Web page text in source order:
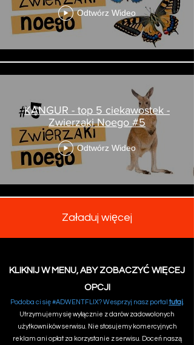
Odtwórz Wideo
KANGUR - top 5 ciekawostek -
Zwierzaki Noego #5
Odtwórz Wideo
Załaduj więcej
KLIKNIJ W MENU, ABY ZOBACZYĆ WIĘCEJ
OPCJI
Podoba ci się #ADWENTFLIX? Wesprzyj nasz portal tutaj.
Utrzymujemy się wyłącznie z darów zadowolonych
użytkowników serwisu. Nie stosujemy komercyjnych
reklam ani opłat za korzystanie z serwisu. Doceń naszą